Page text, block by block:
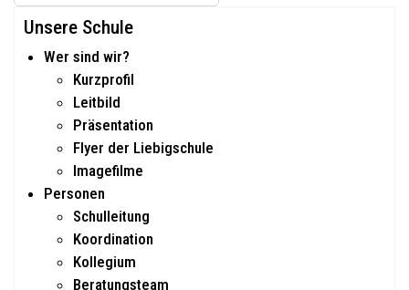
Type 2 or more characters for results.
Unsere Schule
Wer sind wir?
Kurzprofil
Leitbild
Präsentation
Flyer der Liebigschule
Imagefilme
Personen
Schulleitung
Koordination
Kollegium
Beratungsteam